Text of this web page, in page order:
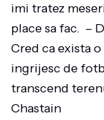
imi tratez
place sa fac. –
Cred ca exista
ingrijesc de
transcend
Chastain